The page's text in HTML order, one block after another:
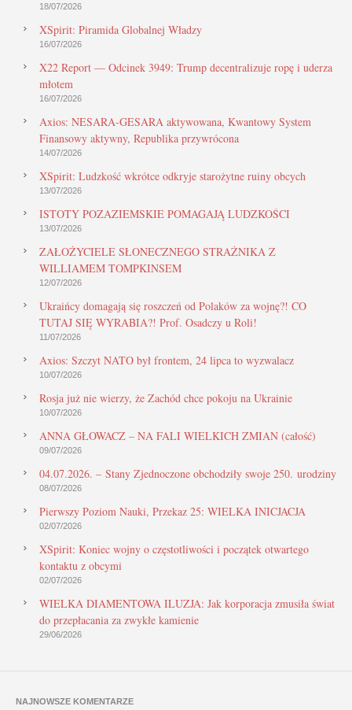
18/07/2026
XSpirit: Piramida Globalnej Władzy
16/07/2026
X22 Report — Odcinek 3949: Trump decentralizuje ropę i uderza
młotem
16/07/2026
Axios: NESARA-GESARA aktywowana, Kwantowy System
Finansowy aktywny, Republika przywrócona
14/07/2026
XSpirit: Ludzkość wkrótce odkryje starożytne ruiny obcych
13/07/2026
ISTOTY POZAZIEMSKIE POMAGAJĄ LUDZKOŚCI
13/07/2026
ZAŁOŻYCIELE SŁONECZNEGO STRAŻNIKA Z
WILLIAMEM TOMPKINSEM
12/07/2026
Ukraińcy domagają się roszczeń od Polaków za wojnę?! CO
TUTAJ SIĘ WYRABIA?! Prof. Osadczy u Roli!
11/07/2026
Axios: Szczyt NATO był frontem, 24 lipca to wyzwalacz
10/07/2026
Rosja już nie wierzy, że Zachód chce pokoju na Ukrainie
10/07/2026
ANNA GŁOWACZ – NA FALI WIELKICH ZMIAN (całość)
09/07/2026
04.07.2026. – Stany Zjednoczone obchodziły swoje 250. urodziny
08/07/2026
Pierwszy Poziom Nauki, Przekaz 25: WIELKA INICJACJA
02/07/2026
XSpirit: Koniec wojny o częstotliwości i początek otwartego
kontaktu z obcymi
02/07/2026
WIELKA DIAMENTOWA ILUZJA: Jak korporacja zmusiła świat
do przepłacania za zwykłe kamienie
29/06/2026
NAJNOWSZE KOMENTARZE